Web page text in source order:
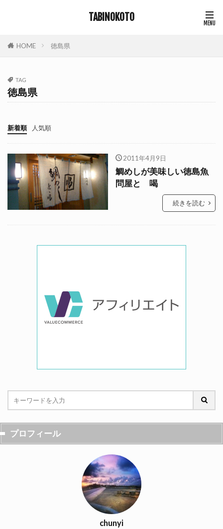
TABINOKOTO
HOME 徳島県
TAG
徳島県
新着順 人気順
2011年4月9日
鯛めしが美味しい徳島魚
問屋とゝ喝
続きを読む
プロフィール
chunyi